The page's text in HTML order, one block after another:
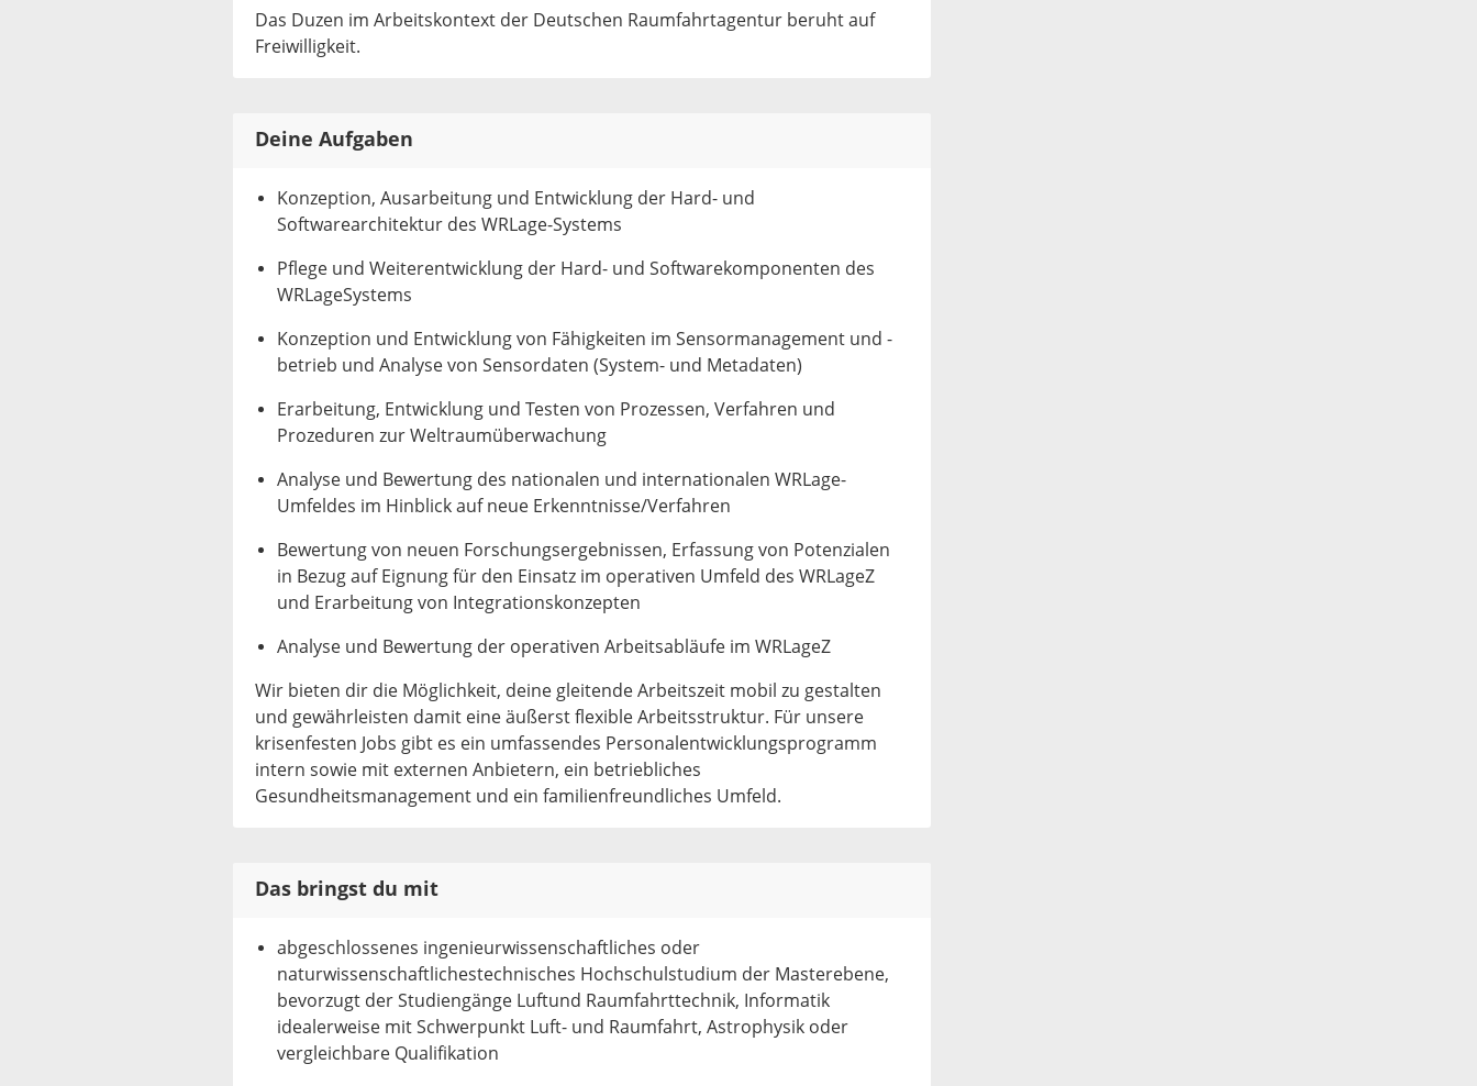
Das Duzen im Arbeitskontext der Deutschen Raumfahrtagentur beruht auf
Freiwilligkeit.
Deine Aufgaben
Konzeption, Ausarbeitung und Entwicklung der Hard- und
Softwarearchitektur des WRLage-Systems
Pflege und Weiterentwicklung der Hard- und Softwarekomponenten des
WRLageSystems
Konzeption und Entwicklung von Fähigkeiten im Sensormanagement und -
betrieb und Analyse von Sensordaten (System- und Metadaten)
Erarbeitung, Entwicklung und Testen von Prozessen, Verfahren und
Prozeduren zur Weltraumüberwachung
Analyse und Bewertung des nationalen und internationalen WRLage-
Umfeldes im Hinblick auf neue Erkenntnisse/Verfahren
Bewertung von neuen Forschungsergebnissen, Erfassung von Potenzialen
in Bezug auf Eignung für den Einsatz im operativen Umfeld des WRLageZ
und Erarbeitung von Integrationskonzepten
Analyse und Bewertung der operativen Arbeitsabläufe im WRLageZ
Wir bieten dir die Möglichkeit, deine gleitende Arbeitszeit mobil zu gestalten
und gewährleisten damit eine äußerst flexible Arbeitsstruktur. Für unsere
krisenfesten Jobs gibt es ein umfassendes Personalentwicklungsprogramm
intern sowie mit externen Anbietern, ein betriebliches
Gesundheitsmanagement und ein familienfreundliches Umfeld.
Das bringst du mit
abgeschlossenes ingenieurwissenschaftliches oder
naturwissenschaftlichestechnisches Hochschulstudium der Masterebene,
bevorzugt der Studiengänge Luftund Raumfahrttechnik, Informatik
idealerweise mit Schwerpunkt Luft- und Raumfahrt, Astrophysik oder
vergleichbare Qualifikation